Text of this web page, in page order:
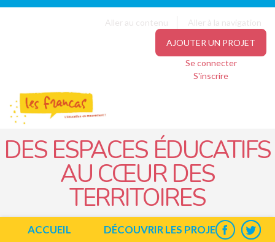
Aller au contenu
Aller à la navigation
AJOUTER UN PROJET
Se connecter
S'inscrire
DES ESPACES ÉDUCATIFS
AU CŒUR DES
TERRITOIRES
ACCUEIL
DÉCOUVRIR LES PROJETS
Panneau de gestion des cookies